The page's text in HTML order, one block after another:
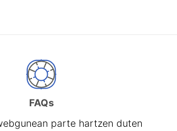
FAQs
parte hartzen duten